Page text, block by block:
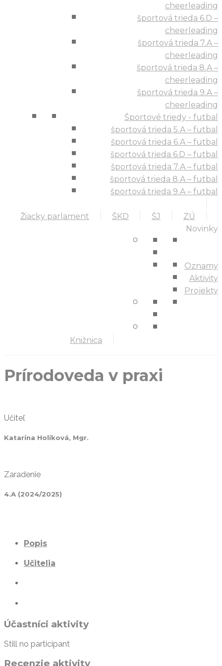
cheerleading
športová trieda 6.D –
cheerleading
športová trieda 7.A –
cheerleading
športová trieda 8.A –
cheerleading
športová trieda 9.A –
cheerleading
Športové triedy - futbal
športová trieda 5.A – futbal
športová trieda 6.A – futbal
športová trieda 6.D – futbal
športová trieda 7.A – futbal
športová trieda 8.A – futbal
športová trieda 9.A – futbal
Žiacky parlament ŠKD ŠJ ZÚ
Knižnica
Novinky
Oznamy
Aktivity
Projekty
Prírodoveda v praxi
Učiteľ
Katarína Holíková, Mgr.
Zaradenie
4.A (2024/2025)
Popis
Učitelia
Účastníci aktivity
Still no participant
Recenzie aktivity